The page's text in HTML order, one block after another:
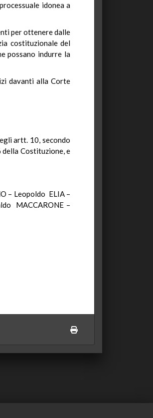
idonea a
per ottenere dalle
costituzionale del
possano indurre la
davanti alla Corte
artt. 10, secondo
Costituzione, e
– Leopoldo ELIA –
MACCARONE –